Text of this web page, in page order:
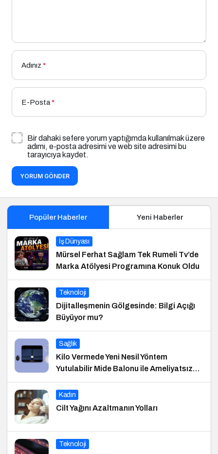
Adınız *
E-Posta*
Bir dahaki sefere yorum yaptığımda kullanılmak üzere
adımı, e-posta adresimi ve web site adresimi bu
tarayıcıya kaydet.
YORUM GÖNDER
Popüler Haberler Yeni Haberler
İş Dünyası
Mürsel Ferhat Sağlam Tek Rumeli Tv’de
Marka Atölyesi Programına Konuk Oldu
Teknoloji
Dijitalleşmenin Gölgesinde: Bilgi Açığı
Büyüyor mu?
Sağlık
Kilo Vermede Yeni Nesil Yöntem
Yutulabilir Mide Balonu ile Ameliyatsız
Konforlu ve Hızlı Bir Çözüm
Kadın
Cilt Yağını Azaltmanın Yolları
Teknoloji